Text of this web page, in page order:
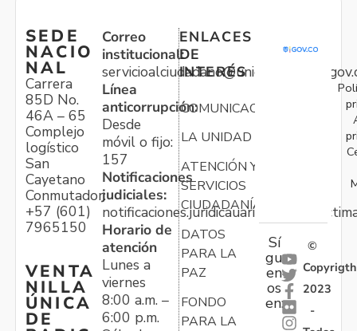
SEDE
NACIO
NAL
Carrera
85D No.
46A – 65
Complejo
logístico
San
Cayetano
Conmutador:
+57 (601)
7965150
VENTA
NILLA
ÚNICA
DE
Correo
institucional:
Línea
anticorrupción:
Desde
móvil o fijo:
157
Notificaciones
judiciales:
Horario de
atención
Lunes a
viernes
8:00 a.m. –
6:00 p.m.
ENLACES
DE
INTERÉS
COMUNICACIONES
LA UNIDAD
ATENCIÓN Y
SERVICIOS
CIUDADANÍA
DATOS
PARA LA
PAZ
FONDO
PARA LA
Sí
gu
en
os
en:
©
Copyrigth
2023
-